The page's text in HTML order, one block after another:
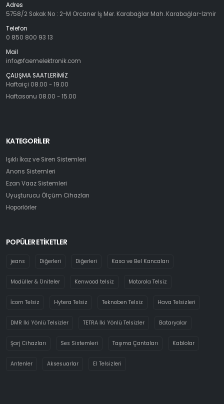
Adres
5758/2 Sokak No : 2-M Orcaner İş Mer. Karabağlar Mah. Karabağlar-İzmir
Telefon
0 850 800 93 13
Mail
info@faemelektronik.com
ÇALIŞMA SAATLERİMİZ
Haftaiçi 08.00 - 19.00
Haftasonu 08.00 - 15.00
KATEGORILER
Işıklı İkaz ve Siren Sistemleri
Anons Sistemleri
Ezan Vaaz Sistemleri
Uyuşturucu Ölçüm Cihazları
Hoporlörler
POPÜLER ETİKETLER
jeans Diğerleri Diğerleri Kasa ve Bel Kancaları
Modüller & Üniteler Kenwood telsiz Motorola Telsiz
İcom Telsiz Hytera Telsiz Teknoben Telsiz Hava Telsizleri
DMR İki Yönlü Telsizler TETRA İki Yönlü Telsizler Bataryalar
Şarj Cihazları Ses Sistemleri Taşıma Çantaları Kablolar
Antenler Aksesuarlar El Telsizleri